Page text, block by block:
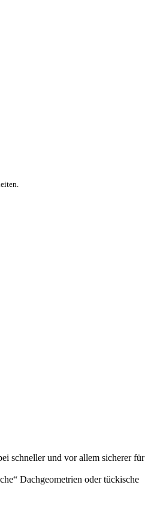
schneller und vor allem sicherer für
Dachgeometrien oder tückische